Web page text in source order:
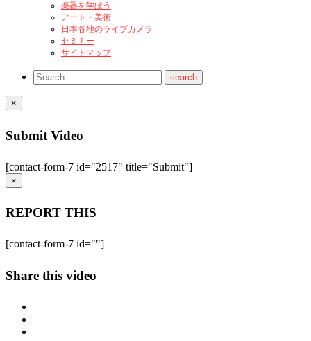
楽器を学ぼう
アート・美術
日本各地のライブカメラ
セミナー
サイトマップ
×
Submit Video
[contact-form-7 id="2517" title="Submit"]
×
REPORT THIS
[contact-form-7 id=""]
Share this video